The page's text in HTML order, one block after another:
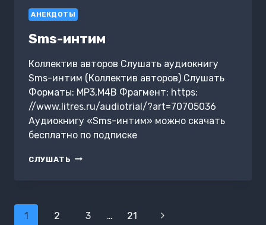
АНЕКДОТЫ
Sms-интим
Коллектив авторов Слушать аудиокнигу
Sms-интим (Коллектив авторов) Слушать
Форматы: MP3,M4B Фрагмент: https:
//www.litres.ru/audiotrial/?art=70705036
Аудиокнигу «Sms-интим» можно скачать
бесплатно по подписке
СЛУШАТЬ SMS-
Навигация
1 2 3 … 21 Следующая